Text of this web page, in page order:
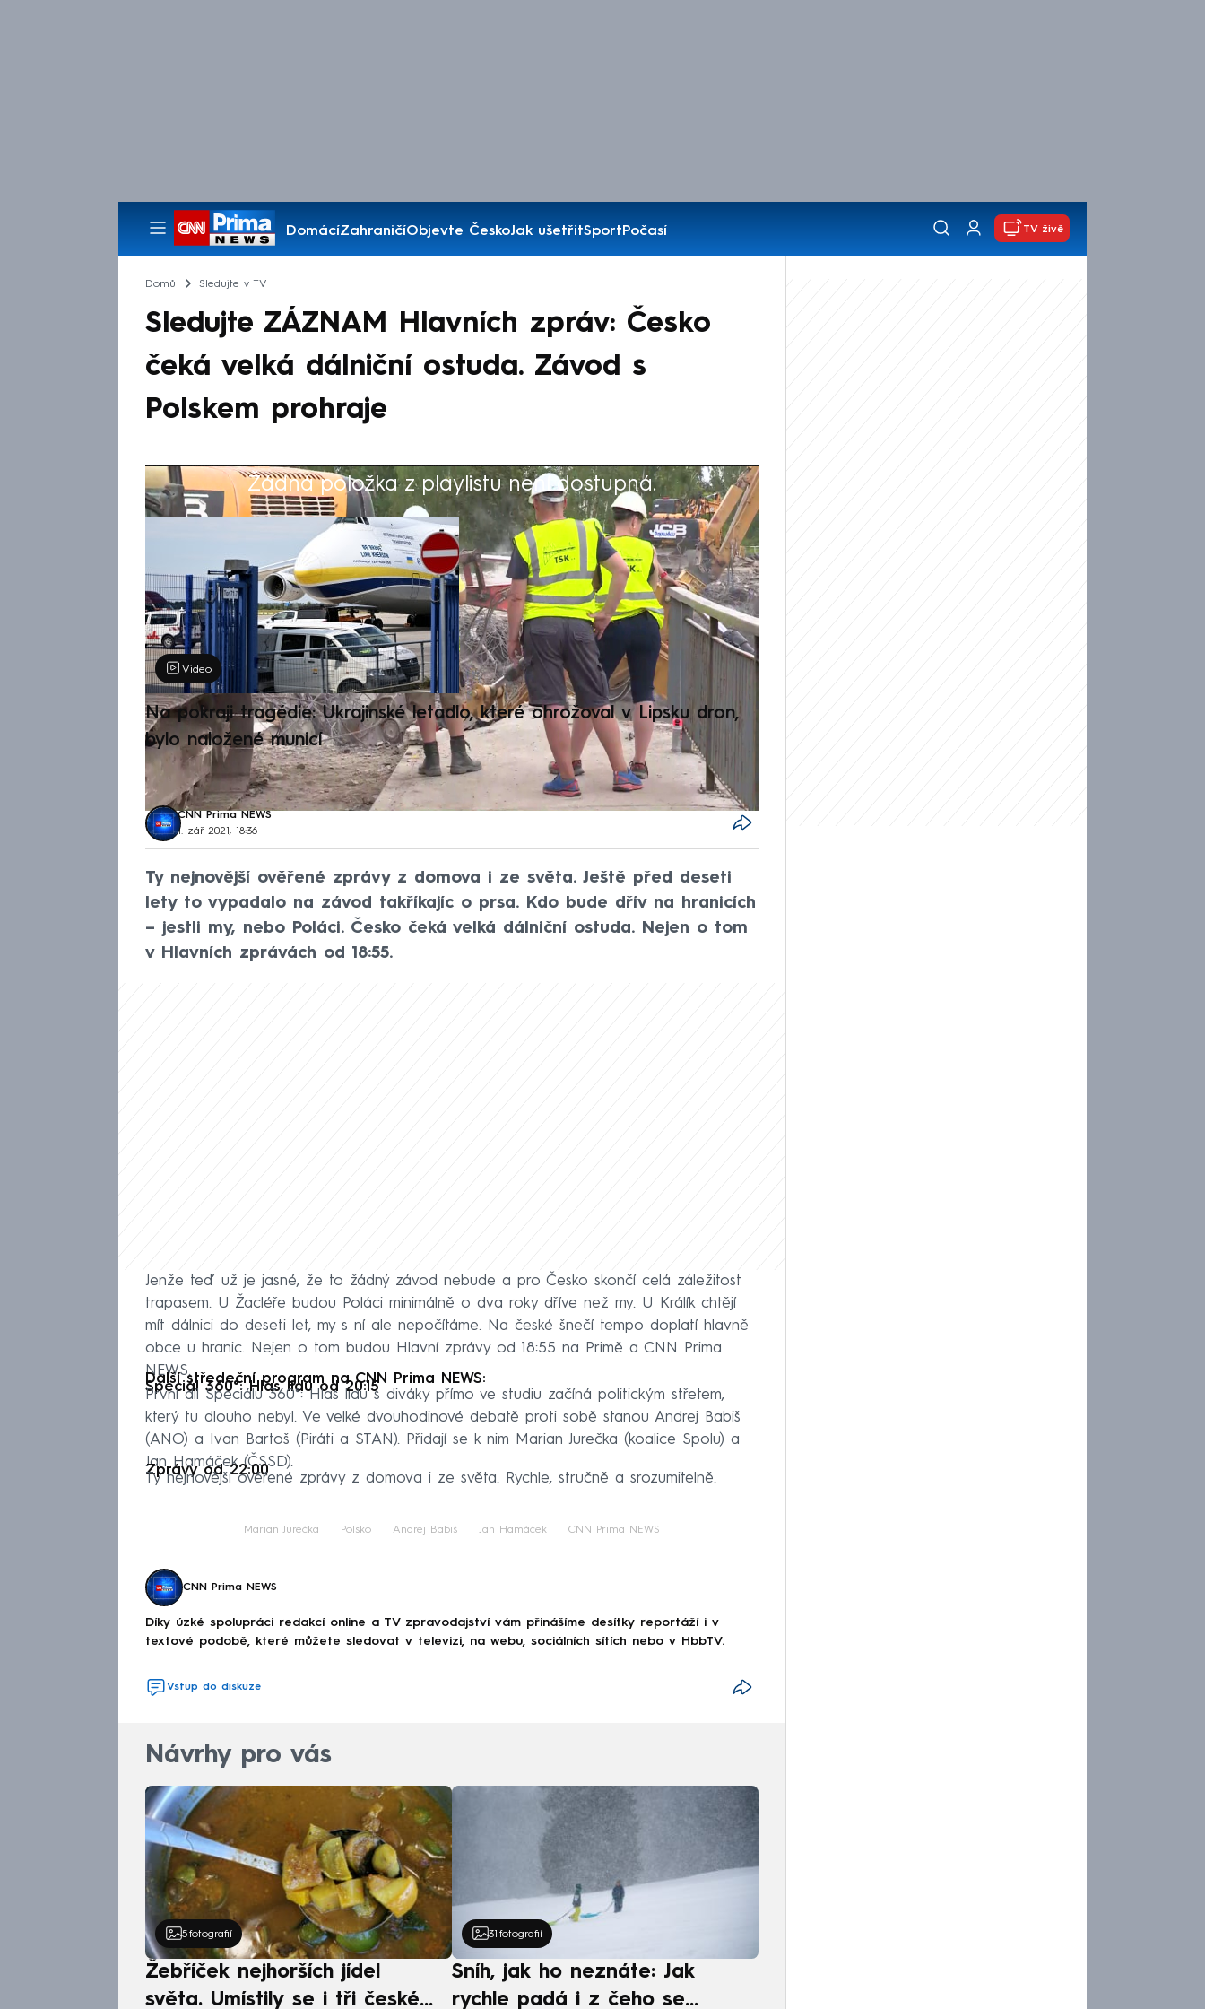
DomácíZahraničíObjevte ČeskoJak ušetřitSportPočasí
Pořady
TV živě
Domů Sledujte v TV
Sledujte ZÁZNAM Hlavních zpráv: Česko
čeká velká dálniční ostuda. Závod s
Polskem prohraje
Žádná položka z playlistu není dostupná.
Výběr redakce
Video
Na pokraji tragédie: Ukrajinské letadlo, které ohrožoval v Lipsku dron,
bylo naložené municí
CNN Prima NEWS
1. zář 2021, 18:36
Ty nejnovější ověřené zprávy z domova i ze světa. Ještě před deseti
lety to vypadalo na závod takříkajíc o prsa. Kdo bude dřív na hranicích
– jestli my, nebo Poláci. Česko čeká velká dálniční ostuda. Nejen o tom
v Hlavních zprávách od 18:55.
Jenže teď už je jasné, že to žádný závod nebude a pro Česko skončí celá záležitost
trapasem. U Žacléře budou Poláci minimálně o dva roky dříve než my. U Králík chtějí
mít dálnici do deseti let, my s ní ale nepočítáme. Na české šnečí tempo doplatí hlavně
obce u hranic. Nejen o tom budou Hlavní zprávy od 18:55 na Primě a CNN Prima
NEWS.
Další středeční program na CNN Prima NEWS:
Speciál 360°: Hlas lidu od 20:15
První díl Speciálu 360°: Hlas lidu s diváky přímo ve studiu začíná politickým střetem,
který tu dlouho nebyl. Ve velké dvouhodinové debatě proti sobě stanou Andrej Babiš
(ANO) a Ivan Bartoš (Piráti a STAN). Přidají se k nim Marian Jurečka (koalice Spolu) a
Jan Hamáček (ČSSD).
Zprávy od 22:00
Ty nejnovější ověřené zprávy z domova i ze světa. Rychle, stručně a srozumitelně.
Marian Jurečka Polsko Andrej Babiš Jan Hamáček CNN Prima NEWS
CNN Prima NEWS
Díky úzké spolupráci redakcí online a TV zpravodajství vám přinášíme desítky reportáží i v
textové podobě, které můžete sledovat v televizi, na webu, sociálních sítích nebo v HbbTV.
Vstup do diskuze
Návrhy pro vás
5 fotografií
Žebříček nejhorších jídel
světa. Umístily se i tři české
31 fotografií
Sníh, jak ho neznáte: Jak
rychle padá i z čeho se